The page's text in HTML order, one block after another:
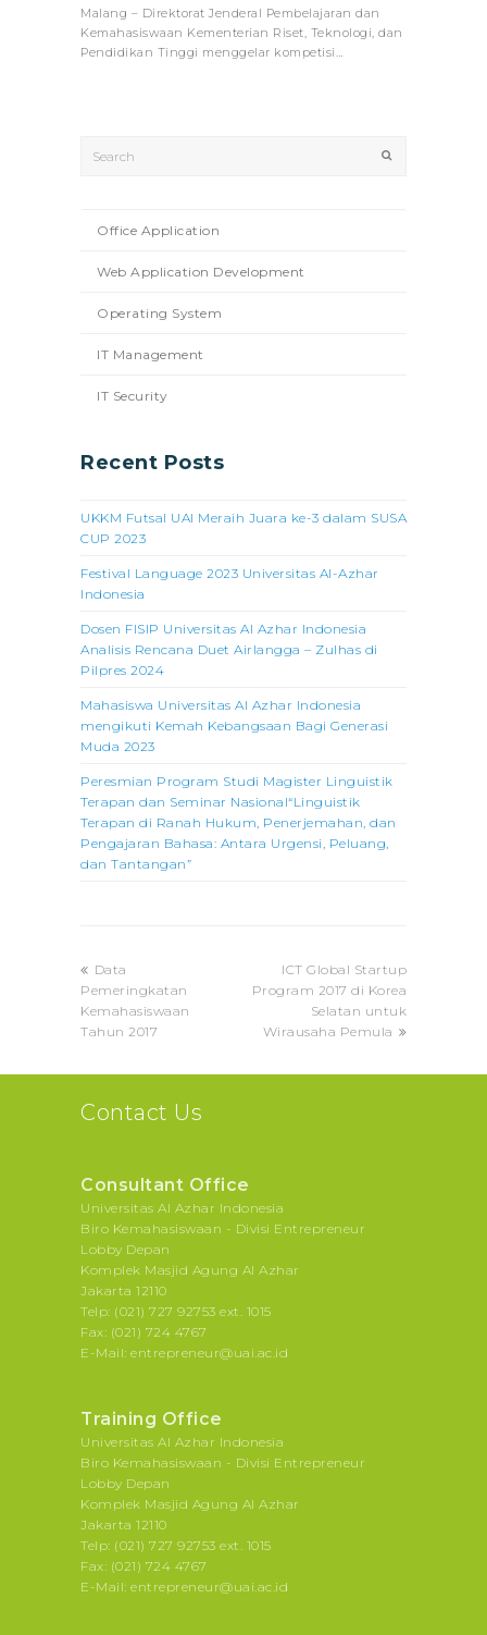
Malang – Direktorat Jenderal Pembelajaran dan
Kemahasiswaan Kementerian Riset, Teknologi, dan
Pendidikan Tinggi menggelar kompetisi…
Office Application
Web Application Development
Operating System
IT Management
IT Security
Recent Posts
UKKM Futsal UAI Meraih Juara ke-3 dalam SUSA
CUP 2023
Festival Language 2023 Universitas Al-Azhar
Indonesia
Dosen FISIP Universitas Al Azhar Indonesia
Analisis Rencana Duet Airlangga – Zulhas di
Pilpres 2024
Mahasiswa Universitas Al Azhar Indonesia
mengikuti Kemah Kebangsaan Bagi Generasi
Muda 2023
Peresmian Program Studi Magister Linguistik
Terapan dan Seminar Nasional“Linguistik
Terapan di Ranah Hukum, Penerjemahan, dan
Pengajaran Bahasa: Antara Urgensi, Peluang,
dan Tantangan”
previous
post:
Data
Pemeringkatan
Kemahasiswaan
Tahun 2017
next
post:
ICT Global Startup
Program 2017 di Korea
Selatan untuk
Wirausaha Pemula
Contact Us
Consultant Office
Universitas Al Azhar Indonesia
Biro Kemahasiswaan - Divisi Entrepreneur
Lobby Depan
Komplek Masjid Agung Al Azhar
Jakarta 12110
Telp: (021) 727 92753 ext. 1015
Fax: (021) 724 4767
E-Mail: entrepreneur@uai.ac.id
Training Office
Universitas Al Azhar Indonesia
Biro Kemahasiswaan - Divisi Entrepreneur
Lobby Depan
Komplek Masjid Agung Al Azhar
Jakarta 12110
Telp: (021) 727 92753 ext. 1015
Fax: (021) 724 4767
E-Mail: entrepreneur@uai.ac.id